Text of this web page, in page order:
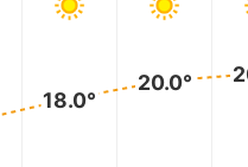
18.0°
20.0°